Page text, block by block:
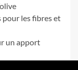
pour les fibres et
un apport